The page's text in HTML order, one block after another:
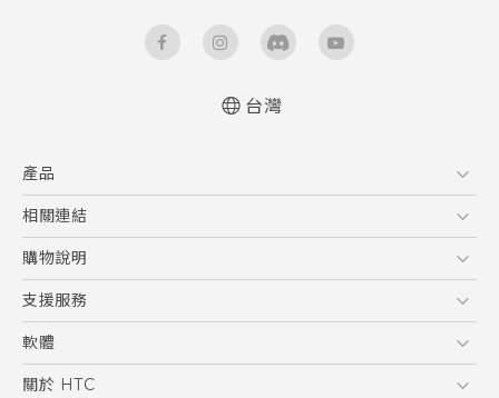
User manual
台灣
產品
5G
智慧型手機
配件
相關連結
HTC Research
購物說明
購物須知
訂單管理
付款方式
支援服務
到府收送維修服務
服務中心資訊
軟體
應用程式
關於 HTC